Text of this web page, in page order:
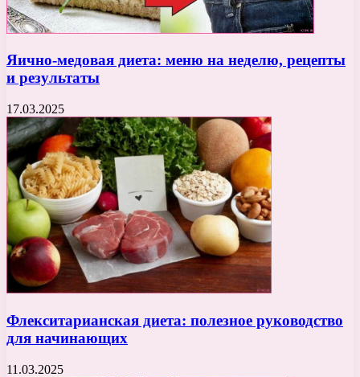
Яично-медовая диета: меню на неделю, рецепты
и результаты
17.03.2025
Флекситарианская диета: полезное руководство
для начинающих
11.03.2025